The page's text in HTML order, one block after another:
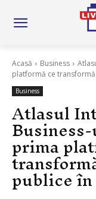
Acasă Business
platformă ce
Business
Atlasul
prima
publice